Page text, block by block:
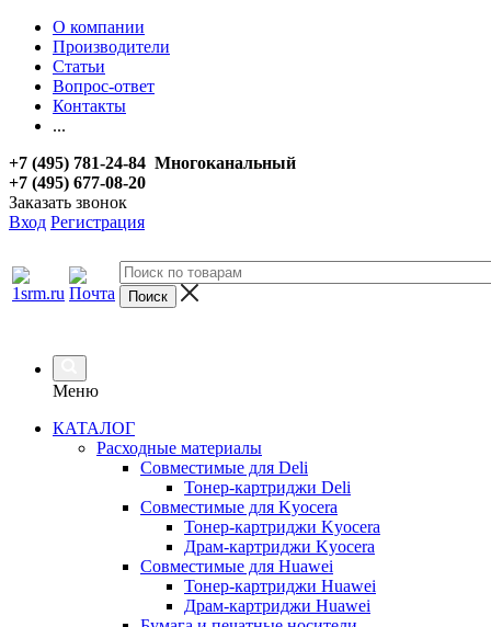
О компании
Производители
Статьи
Вопрос-ответ
Контакты
...
+7 (495) 781-24-84 Многоканальный
+7 (495) 677-08-20
Заказать звонок
Вход Регистрация
Меню
КАТАЛОГ
Расходные материалы
Совместимые для Deli
Тонер-картриджи Deli
Совместимые для Kyocera
Тонер-картриджи Kyocera
Драм-картриджи Kyocera
Совместимые для Huawei
Тонер-картриджи Huawei
Драм-картриджи Huawei